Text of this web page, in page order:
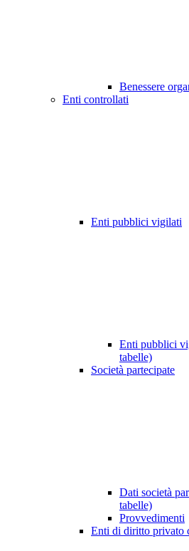
Benessere
Enti controllati
Enti pubblici vigilati
Enti pubblici
tabelle)
Società partecipate
Dati società
tabelle)
Provvedimenti
Enti di diritto privato